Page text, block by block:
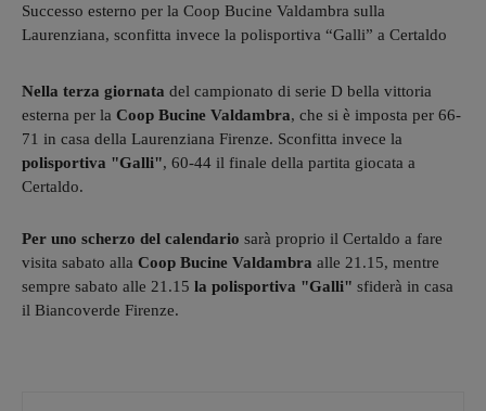
Successo esterno per la Coop Bucine Valdambra sulla
Laurenziana, sconfitta invece la polisportiva “Galli” a Certaldo
Nella terza giornata del campionato di serie D bella vittoria
esterna per la Coop Bucine Valdambra, che si è imposta per 66-
71 in casa della Laurenziana Firenze. Sconfitta invece la
polisportiva "Galli", 60-44 il finale della partita giocata a
Certaldo.
Per uno scherzo del calendario sarà proprio il Certaldo a fare
visita sabato alla Coop Bucine Valdambra alle 21.15, mentre
sempre sabato alle 21.15 la polisportiva "Galli" sfiderà in casa
il Biancoverde Firenze.